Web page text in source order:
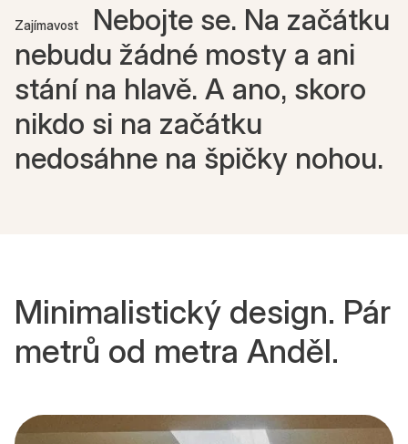
Zajímavost
Nebojte se. Na začátku
nebudu žádné mosty a ani
stání na hlavě. A ano, skoro
nikdo si na začátku
nedosáhne na špičky nohou.
Minimalistický design. Pár
metrů od metra Anděl.